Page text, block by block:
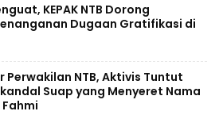
KEPAK NTB Dorong
Dugaan Gratifikasi di
Perwakilan NTB, Aktivis Tuntut
Suap yang Menyeret Nama